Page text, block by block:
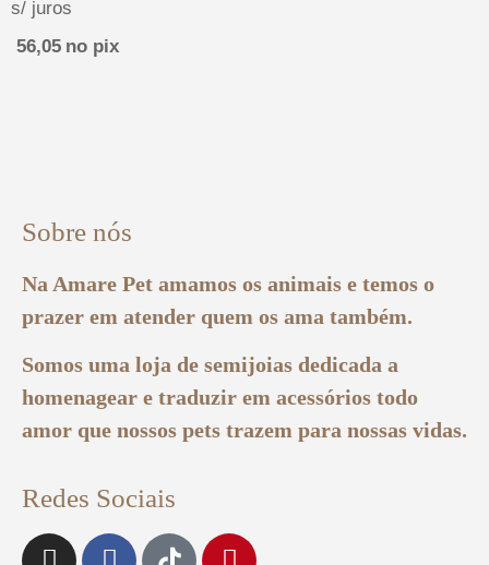
s/ juros
56,05 no pix
Sobre nós
Na Amare Pet amamos os animais e temos o
prazer em atender quem os ama também.
Somos uma loja de semijoias dedicada a
homenagear e traduzir em acessórios todo
amor que nossos pets trazem para nossas vidas.
Redes Sociais